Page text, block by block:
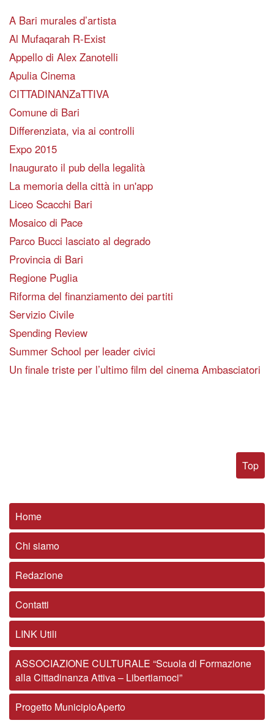
A Bari murales d’artista
Al Mufaqarah R-Exist
Appello di Alex Zanotelli
Apulia Cinema
CITTADINANZaTTIVA
Comune di Bari
Differenziata, via ai controlli
Expo 2015
Inaugurato il pub della legalità
La memoria della città in un'app
Liceo Scacchi Bari
Mosaico di Pace
Parco Bucci lasciato al degrado
Provincia di Bari
Regione Puglia
Riforma del finanziamento dei partiti
Servizio Civile
Spending Review
Summer School per leader civici
Un finale triste per l’ultimo film del cinema Ambasciatori
Top
Home
Chi siamo
Redazione
Contatti
LINK Utili
ASSOCIAZIONE CULTURALE “Scuola di Formazione
alla Cittadinanza Attiva – Libertiamoci”
Progetto MunicipioAperto